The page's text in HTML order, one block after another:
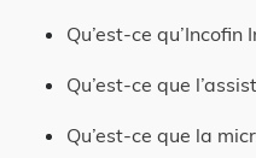
:
Qu’est-ce
Qu’est-ce que
Qu’est-ce que la